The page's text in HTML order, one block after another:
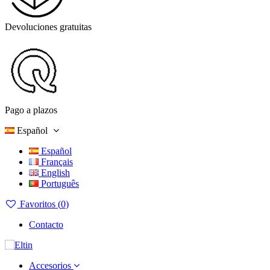
Devoluciones gratuitas
Pago a plazos
Español
Español
Français
English
Português
Favoritos (0)
Contacto
Accesorios